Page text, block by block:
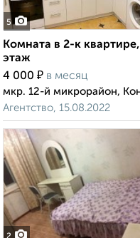
5
Комната в 2-к
этаж
4 000 ₽ в месяц
мкр. 12-й микрорайон,
Агентство, 15.08.2022